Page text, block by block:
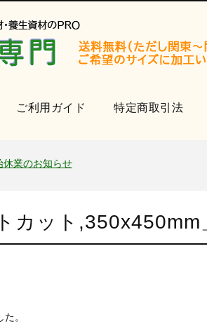
ご利用ガイド 特定商取引法
休業のお知らせ
ショップを開設いたしました。
ショップを開設いたしました。
カット,350x450mm
。